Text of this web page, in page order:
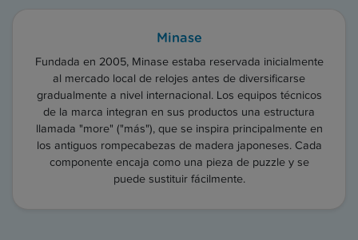
Minase
Fundada en 2005, Minase estaba reservada inicialmente
al mercado local de relojes antes de diversificarse
gradualmente a nivel internacional. Los equipos técnicos
de la marca integran en sus productos una estructura
llamada "more" ("más"), que se inspira principalmente en
los antiguos rompecabezas de madera japoneses. Cada
componente encaja como una pieza de puzzle y se
puede sustituir fácilmente.